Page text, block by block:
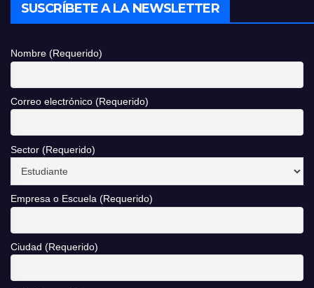
SUSCRÍBETE A LA NEWSLETTER
Nombre (Requerido)
Correo electrónico (Requerido)
Sector (Requerido)
Empresa o Escuela (Requerido)
Ciudad (Requerido)